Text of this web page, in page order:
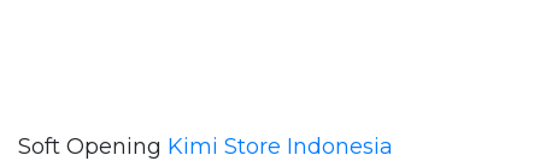
Soft Opening Kimi Store Indonesia